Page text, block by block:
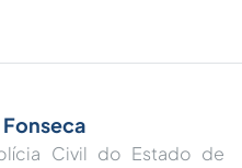
Civil do Estado de